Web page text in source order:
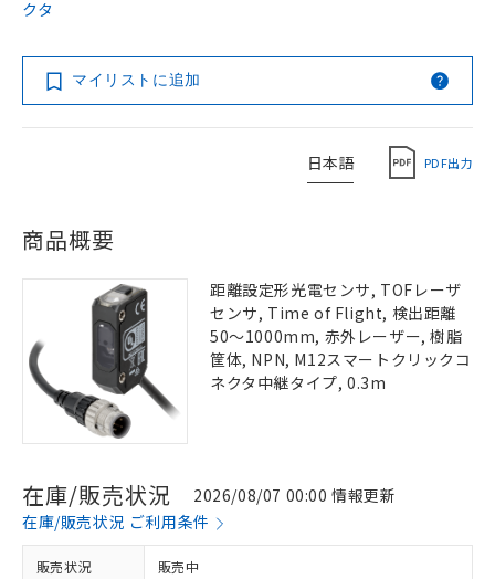
クタ
マイリストに追加
日本語 PDF出力
商品概要
距離設定形光電センサ, TOFレーザ
センサ, Time of Flight, 検出距離
50～1000mm, 赤外レーザー, 樹脂
筐体, NPN, M12スマートクリックコ
ネクタ中継タイプ, 0.3m
在庫/販売状況
2026/08/07 00:00 情報更新
在庫/販売状況 ご利用条件
販売状況 販売中